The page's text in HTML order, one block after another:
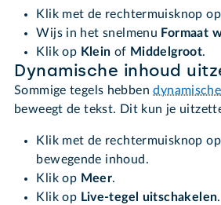
Klik met de rechtermuisknop
Wijs in het snelmenu Formaat
Klik op Klein of Middelgroot.
Dynamische inhoud
Sommige tegels hebben
beweegt de tekst. Dit kun je
Klik met de rechtermuisknop
bewegende inhoud.
Klik op Meer.
Klik op Live-tegel uitschakelen.